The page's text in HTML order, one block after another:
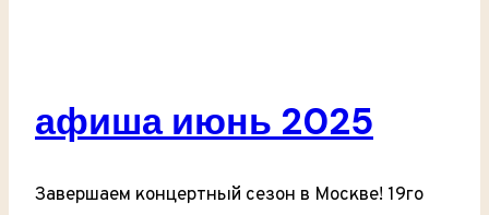
афиша июнь 2025
Завершаем концертный сезон в Москве! 19го